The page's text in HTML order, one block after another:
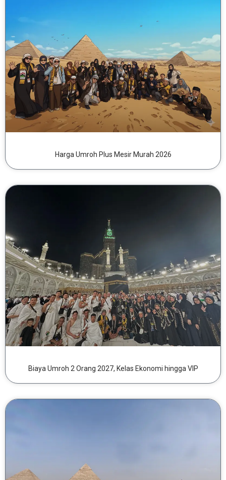
Harga Umroh Plus Mesir Murah 2026
Biaya Umroh 2 Orang 2027, Kelas Ekonomi hingga VIP